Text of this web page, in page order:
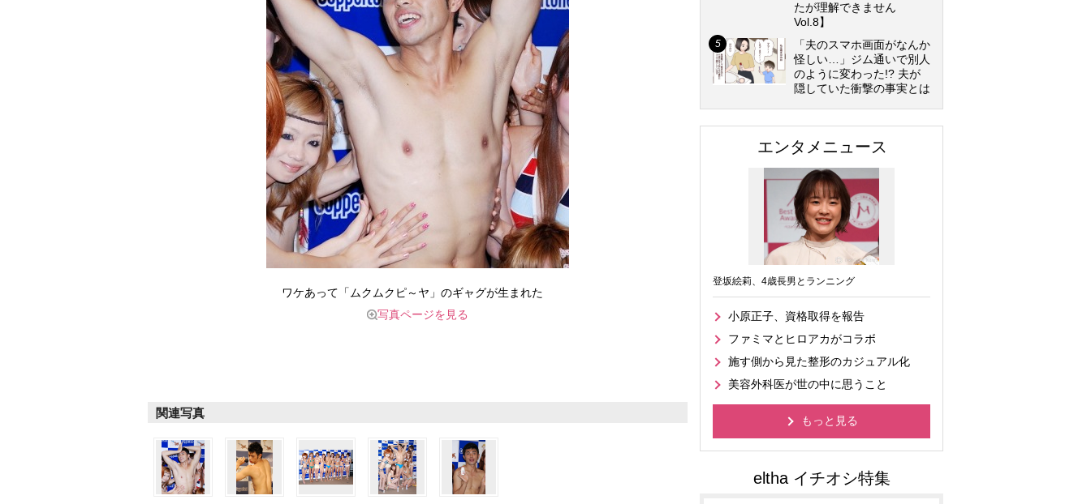
ワケあって「ムクムクピ～ヤ」のギャグが生まれた
写真ページを見る
関連写真
たが理解できません
Vol.8】
「夫のスマホ画面がなんか
怪しい…」ジム通いで別人
のように変わった!? 夫が
隠していた衝撃の事実とは
エンタメニュース
登坂絵莉、4歳長男とランニング
小原正子、資格取得を報告
ファミマとヒロアカがコラボ
施す側から見た整形のカジュアル化
美容外科医が世の中に思うこと
もっと見る